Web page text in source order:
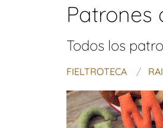
Patrones
Todos los
FIELTROTECA